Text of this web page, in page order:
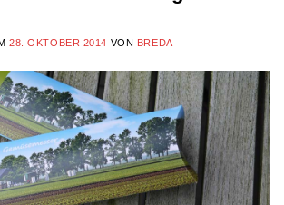
28. OKTOBER 2014 VON BREDA